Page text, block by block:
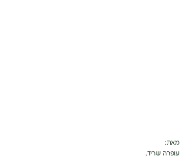
מאת:
עופרה שריד,